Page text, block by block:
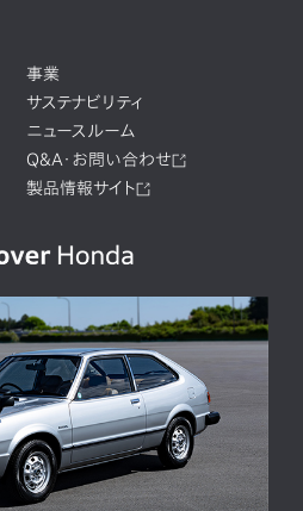
事業
サステナビリティ
ニュースルーム
Q&A・お問い合わせ
製品情報サイト